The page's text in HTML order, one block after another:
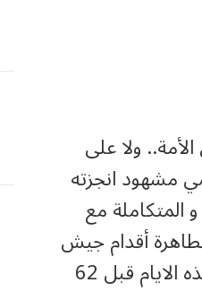
ولا في الأمة.. ولا على
مشهود انجزته
ونصف شهيد التي انطلقت في الفاتح من نوفمبر عام 1954، و المتكاملة مع
الجزائر الطاهرة أقدام جيش
الاستعمار الفرنسي ليواجه الثورة تلو الأخرى حتي كان الاستقلال في مثل هذه الايام قبل 62